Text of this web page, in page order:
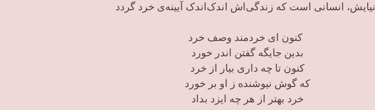
نیایش، انسانی است که زندگی‌اش اندک‌اندک آیینه‌ی خرد گردد
کنون ای خردمند وصف خرد
بدین جایگه گفتن اندر خورد
کنون تا چه داری بیار از خرد
که گوش نیوشنده ز او بر خورد
خرد بهتر از هر چه ایزد بداد